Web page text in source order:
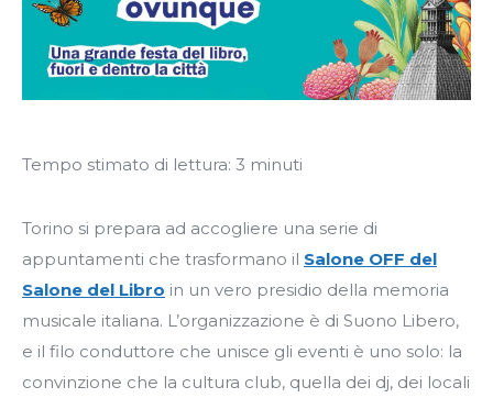
Tempo stimato di lettura: 3 minuti
Torino si prepara ad accogliere una serie di
appuntamenti che trasformano il Salone OFF del
Salone del Libro in un vero presidio della memoria
musicale italiana. L’organizzazione è di Suono Libero,
e il filo conduttore che unisce gli eventi è uno solo: la
convinzione che la cultura club, quella dei dj, dei locali